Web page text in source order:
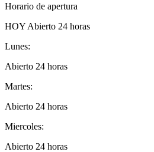
Horario de apertura
HOY Abierto 24 horas
Lunes:
Abierto 24 horas
Martes:
Abierto 24 horas
Miercoles:
Abierto 24 horas